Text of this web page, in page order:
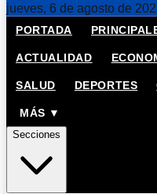
jueves, 6 de agosto de
PORTADA
ACTUALIDAD
SALUD DEPORTES
MÁS ▼
Secciones